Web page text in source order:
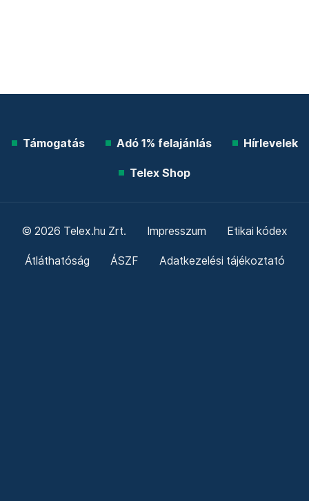
Támogatás Adó 1% felajánlás Hírlevelek
Telex Shop
© 2026 Telex.hu Zrt. Impresszum Etikai kódex
Átláthatóság ÁSZF Adatkezelési tájékoztató